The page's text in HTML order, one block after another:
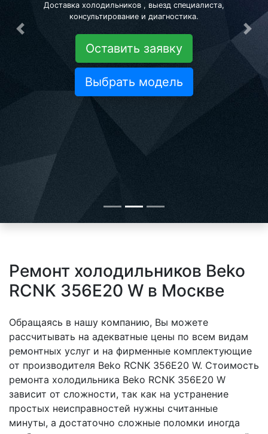
Доставка холодильников , выезд специалиста,
консультирование и диагностика.
Оставить заявку
Выбрать модель
Предыдущая
Ремонт холодильников Beko
RCNK 356E20 W в Москве
Обращаясь в нашу компанию, Вы можете
рассчитывать на адекватные цены по всем видам
ремонтных услуг и на фирменные комплектующие
от производителя Beko RCNK 356E20 W. Стоимость
ремонта холодильника Beko RCNK 356E20 W
зависит от сложности, так как на устранение
простых неисправностей нужны считанные
минуты, а достаточно сложные поломки иногда